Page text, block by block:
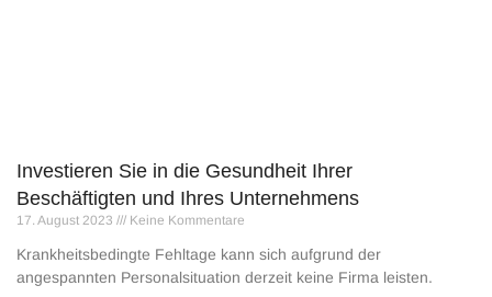
Investieren Sie in die Gesundheit Ihrer
Beschäftigten und Ihres Unternehmens
17. August 2023 Keine Kommentare
Krankheitsbedingte Fehltage kann sich aufgrund der
angespannten Personalsituation derzeit keine Firma leisten.